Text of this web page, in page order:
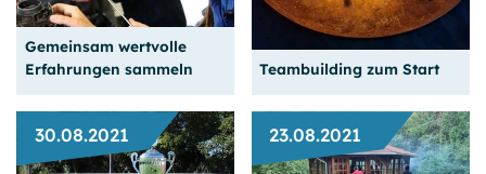
gelernt sein.
Weiterlesen
weniger allein
Weiterlesen
Gemeinsam wertvolle
Erfahrungen sammeln
Teambuilding zum Start
30.08.2021 23.08.2021